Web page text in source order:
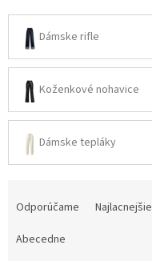
Dámske rifle
Koženkové nohavice
Dámske tepláky
Odporúčame Najlacnejšie
Abecedne